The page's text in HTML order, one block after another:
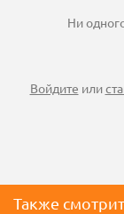
Ни
Войдите или
Также